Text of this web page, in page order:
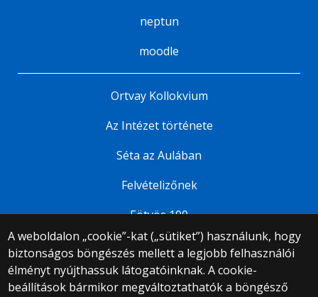
A weboldalon „cookie”-kat („sütiket”) használunk, hogy
biztonságos böngészés mellett a legjobb felhasználói
élményt nyújthassuk látogatóinknak. A cookie-
beállítások bármikor megváltoztathatók a böngésző
neptun
moodle
Ortvay Kollokvium
Az Intézet története
Séta az Aulában
Felvételizőnek
Eötvös 100
© 2025 Eötvös Loránd Tudományegyetem
Minden jog fenntartva.
1053 Budapest, Egyetem tér 1–3.